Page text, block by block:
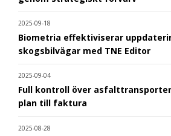
2025-09-18
Biometria effektiviserar
skogsbilvägar med TNE Editor
2025-09-04
Full kontroll över
plan till faktura
2025-08-28